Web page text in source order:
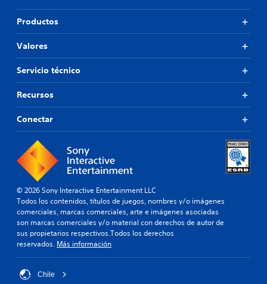
Productos
Valores
Servicio técnico
Recursos
Conectar
© 2026 Sony Interactive Entertainment LLC
Todos los contenidos, títulos de juegos, nombres y/o imágenes
comerciales, marcas comerciales, arte e imágenes asociadas
son marcas comerciales y/o material con derechos de autor de
sus propietarios respectivos.Todos los derechos
reservados. Más información
Chile